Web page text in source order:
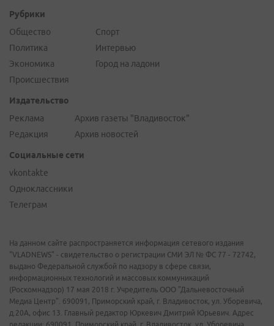
Рубрики
Общество
Политика
Экономика
Происшествия
Спорт
Интервью
Город на ладони
Издательство
Реклама
Редакция
Архив газеты "Владивосток"
Архив новостей
Социальные сети
vkontakte
Одноклассники
Телеграм
На данном сайте распространяется информация сетевого издания
"VLADNEWS" - свидетельство о регистрации СМИ ЭЛ № ФС 77 - 72742,
выдано Федеральной службой по надзору в сфере связи,
информационных технологий и массовых коммуникаций
(Роскомнадзор) 17 мая 2018 г. Учредитель ООО "Дальневосточный
Медиа Центр". 690091, Приморский край, г. Владивосток, ул. Уборевича,
д.20А, офис 13. Главный редактор Юркевич Дмитрий Юрьевич. Адрес